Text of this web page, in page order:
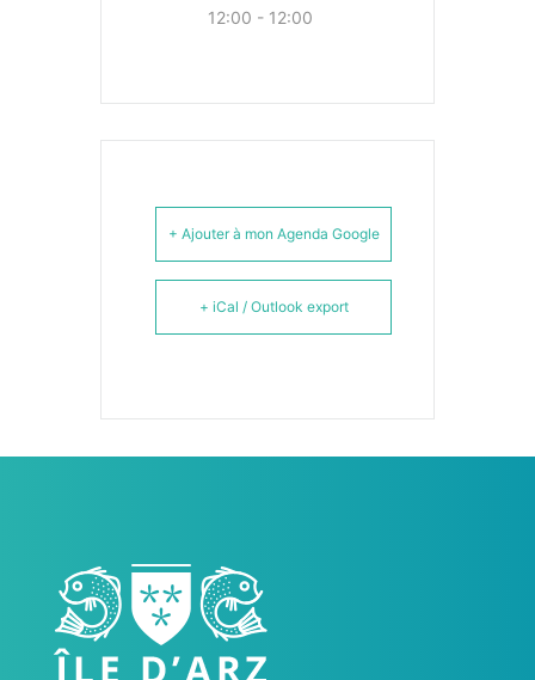
12:00 - 12:00
+ Ajouter à mon Agenda Google
+ iCal / Outlook export